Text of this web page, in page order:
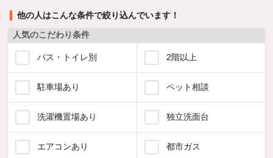
他の人はこんな条件で絞り込んでいます！
人気のこだわり条件
バス・トイレ別 2階以上
駐車場あり ペット相談
洗濯機置場あり 独立洗面台
エアコンあり 都市ガス